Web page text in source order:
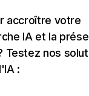
accroître votre
IA et la
Testez nos
: